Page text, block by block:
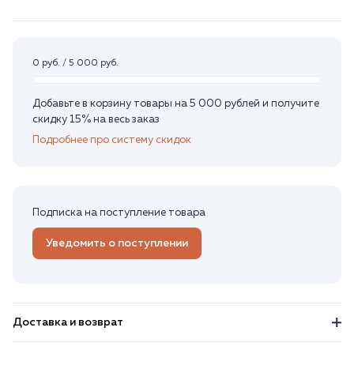
0 руб. / 5 000 руб.
Добавьте в корзину товары на 5 000 рублей и получите
скидку 15% на весь заказ
Подробнее про систему скидок
Подписка на поступление товара
Уведомить о поступлении
Доставка и возврат